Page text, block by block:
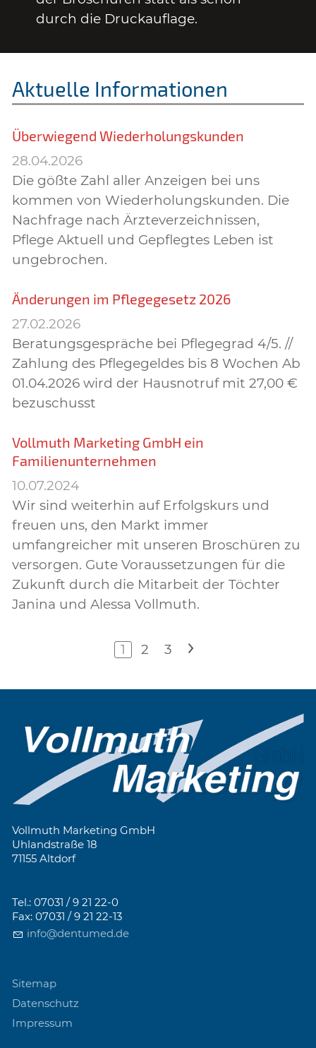
durch die Druckauflage.
Aktuelle Informationen
Überwiegend Wiederholungskunden
28.04.2026
Die gößte Zahl aller Anzeigen bei uns
kommen von Wiederholungskunden. Die
Nachfrage nach Ärzteverzeichnissen,
Pflege Aktuell und Gepflegtes Leben ist
ungebrochen.
Änderungen im Pflegegesetz 2026
27.02.2026
Beratungsgespräche bei Pflegegrad 4/5. //
Zahlung des Pflegegeldes bis 8 Wochen Ab
01.04.2026 wird der Hausnotruf mit 27,00 €
bezuschusst
Vollmuth Marketing GmbH ein
Familienunternehmen
10.07.2024
Wir sind weiterhin auf Erfolgskurs und
freuen uns, den Markt immer
umfangreicher mit unseren Broschüren zu
versorgen. Gute Voraussetzungen für die
Zukunft durch die Mitarbeit der Töchter
Janina und Alessa Vollmuth.
1 2 3 >
Vollmuth Marketing GmbH
Uhlandstraße 18
71155 Altdorf
Tel.: 07031 / 9 21 22-0
Fax: 07031 / 9 21 22-13
info@dentumed.de
Sitemap
Datenschutz
Impressum